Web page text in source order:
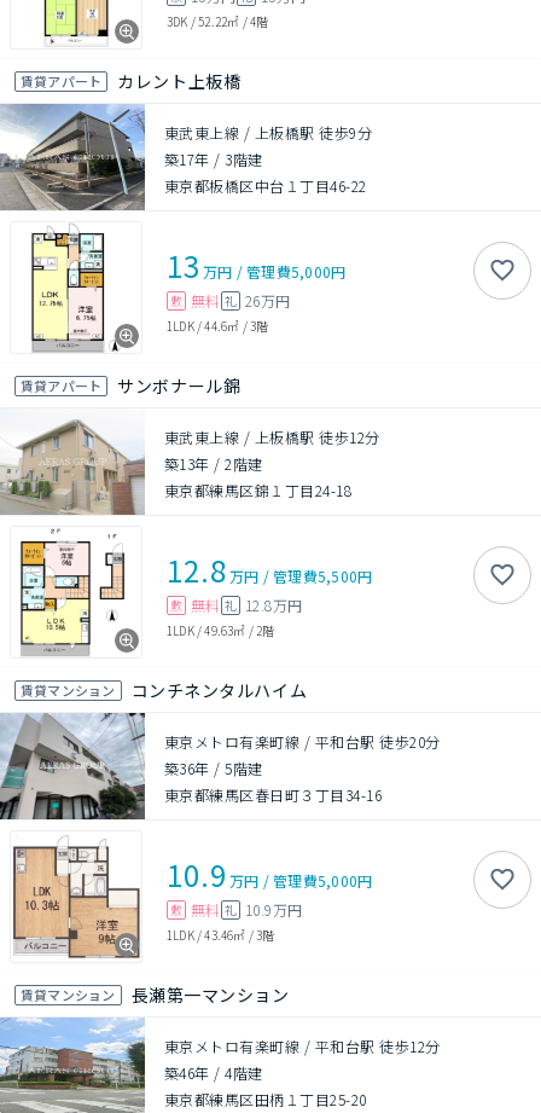
3DK /52.22㎡ /4階
賃貸アパート カレント上板橋
東武東上線 / 上板橋駅 徒歩9分
築17年 / 3階建
東京都板橋区中台１丁目46-22
13 万円 /管理費5,000円
敷 無料 礼 26万円
1LDK/44.6㎡ /3階
賃貸アパート サンボナール錦
東武東上線 / 上板橋駅 徒歩12分
築13年 /2階建
東京都練馬区錦１丁目24-18
12.8万円 /管理費5,500円
敷 無料 礼 12.8万円
1LDK/49.63㎡ / 2階
賃貸マンション コンチネンタルハイム
東京メトロ有楽町線 / 平和台駅 徒歩20分
築36年 /5階建
東京都練馬区春日町３丁目34-16
10.9 万円 /管理費5,000円
敷 無料 礼 10.9万円
1LDK/43.46㎡ /3階
賃貸マンション 長瀬第一マンション
東京メトロ有楽町線 / 平和台駅 徒歩12分
築46年 /4階建
東京都練馬区田柄１丁目25-20